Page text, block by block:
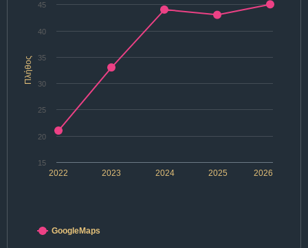
Πλήθος
2022 2024 2026
2023 2025
15
20
25
30
35
40
45
GoogleMaps